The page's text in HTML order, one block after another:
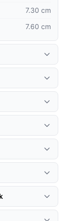
en
zelfs in
volg deze
om de
7.30 cm
7.60 cm